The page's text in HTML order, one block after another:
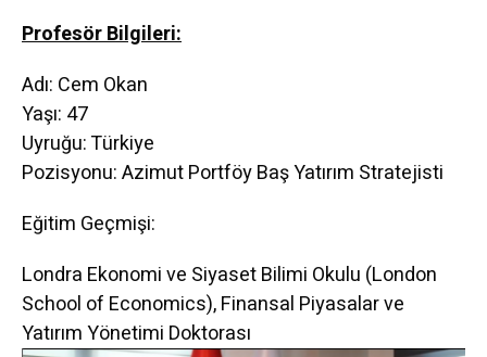
Profesör Bilgileri:
Adı: Cem Okan
Yaşı: 47
Uyruğu: Türkiye
Pozisyonu: Azimut Portföy Baş Yatırım Stratejisti
Eğitim Geçmişi:
Londra Ekonomi ve Siyaset Bilimi Okulu (London
School of Economics), Finansal Piyasalar ve
Yatırım Yönetimi Doktorası